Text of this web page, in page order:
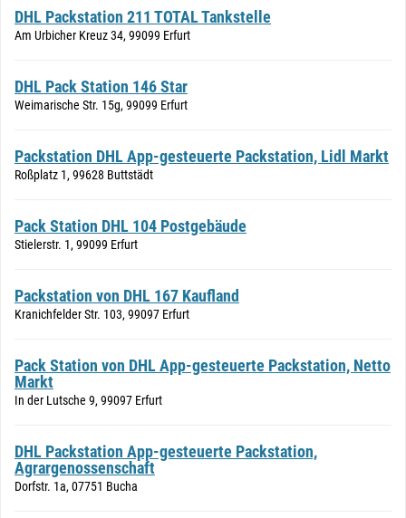
DHL Packstation 211 TOTAL Tankstelle
Am Urbicher Kreuz 34, 99099 Erfurt
DHL Pack Station 146 Star
Weimarische Str. 15g, 99099 Erfurt
Packstation DHL App-gesteuerte Packstation, Lidl Markt
Roßplatz 1, 99628 Buttstädt
Pack Station DHL 104 Postgebäude
Stielerstr. 1, 99099 Erfurt
Packstation von DHL 167 Kaufland
Kranichfelder Str. 103, 99097 Erfurt
Pack Station von DHL App-gesteuerte Packstation, Netto
Markt
In der Lutsche 9, 99097 Erfurt
DHL Packstation App-gesteuerte Packstation,
Agrargenossenschaft
Dorfstr. 1a, 07751 Bucha